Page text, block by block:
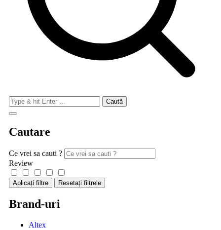
Caută:
Cautare
Ce vrei sa cauti ?
Review
Aplicați filtre Resetați filtrele
Brand-uri
Altex